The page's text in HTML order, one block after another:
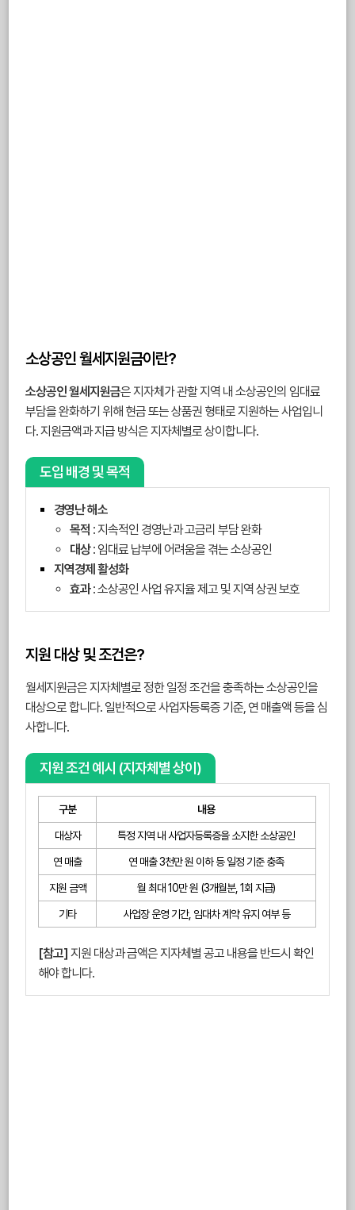
소상공인 월세지원금이란?
소상공인 월세지원금은 지자체가 관할 지역 내 소상공인의 임대료
부담을 완화하기 위해 현금 또는 상품권 형태로 지원하는 사업입니
다. 지원금액과 지급 방식은 지자체별로 상이합니다.
도입 배경 및 목적
경영난 해소
목적 : 지속적인 경영난과 고금리 부담 완화
대상: 임대료 납부에 어려움을 겪는 소상공인
지역경제 활성화
효과: 소상공인 사업 유지율 제고 및 지역 상권 보호
지원 대상 및 조건은?
월세지원금은 지자체별로 정한 일정 조건을 충족하는 소상공인을
대상으로 합니다. 일반적으로 사업자등록증 기준, 연 매출액 등을 심
사합니다.
지원 조건 예시 (지자체별 상이)
구분 내용
대상자 특정 지역 내 사업자등록증을 소지한 소상공인
연 매출 연 매출 3천만 원 이하 등 일정 기준 충족
지원 금액 월 최대 10만 원 (3개월분, 1회 지급)
기타 사업장 운영 기간, 임대차 계약 유지 여부 등
[참고] 지원 대상과 금액은 지자체별 공고 내용을 반드시 확인
해야 합니다.